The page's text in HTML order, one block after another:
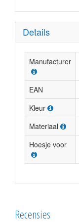
Details
Manufacturer
EAN
Kleur
Materiaal
Hoesje voor
Recensies